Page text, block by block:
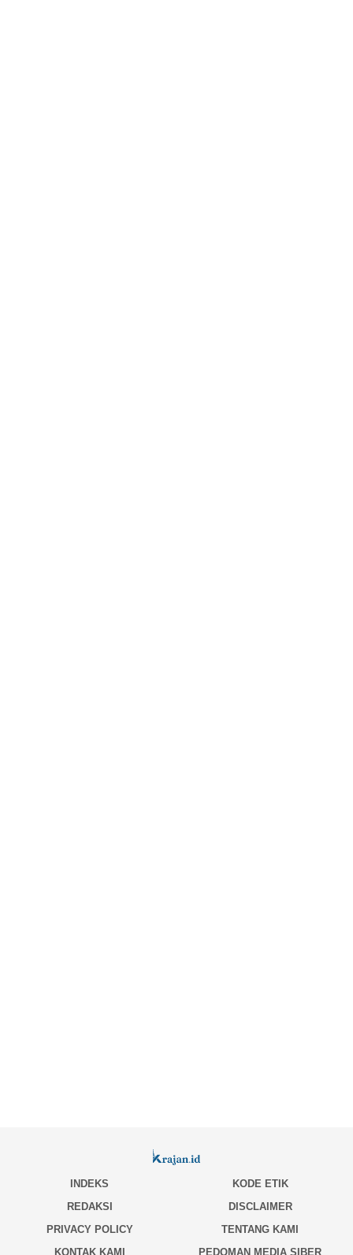
INDEKS
KODE ETIK
REDAKSI
DISCLAIMER
PRIVACY POLICY
TENTANG KAMI
KONTAK KAMI
PEDOMAN MEDIA SIBER